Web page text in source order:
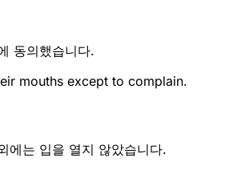
동의했습니다.
mouths except to complain.
에는 입을 열지 않았습니다.